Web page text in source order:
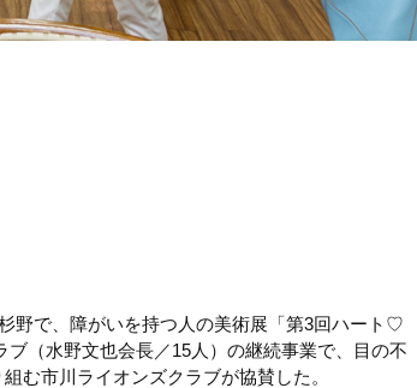
野で、障がいを持つ人の美術展「第3回ハート♡
（水野文也会長／15人）の継続事業で、目の不
組む市川ライオンズクラブが協賛した。